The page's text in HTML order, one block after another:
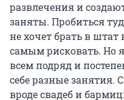
развлечения и
заняты. Пробиться
не хочет брать в штат
самым рисковать. Но
всем подряд и
себе разные занятия.
вроде свадеб и